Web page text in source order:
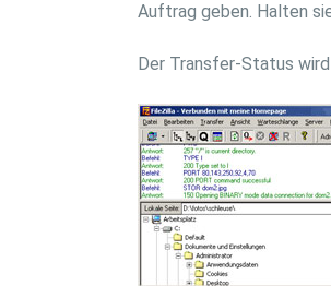
Auftrag geben. Halten
Der Transfer-Status